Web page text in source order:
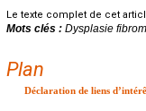
Le texte complet de cet
Mots clés : Dysplasie
Plan
Déclaration de liens